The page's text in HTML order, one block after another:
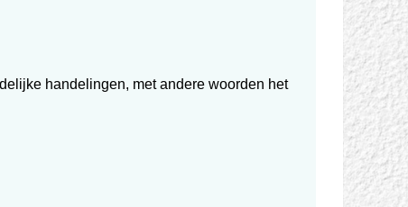
handelingen, met andere woorden het